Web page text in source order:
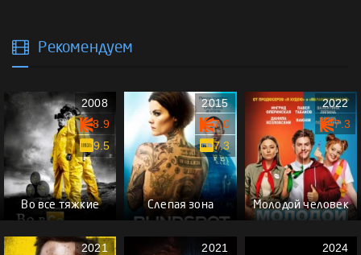
Рекомендуем
Во все тяжкие
2008
8.9
9.5
Слепая зона
2015
7.0
7.3
Молодой человек
2022
7.3
2021
2021
2024